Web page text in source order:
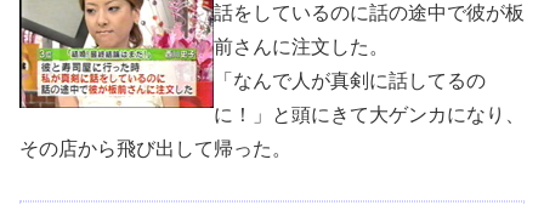
話をしているのに話の途中で彼が板
前さんに注文した。
「なんで人が真剣に話してるの
に！」と頭にきて大ゲンカになり、
その店から飛び出して帰った。